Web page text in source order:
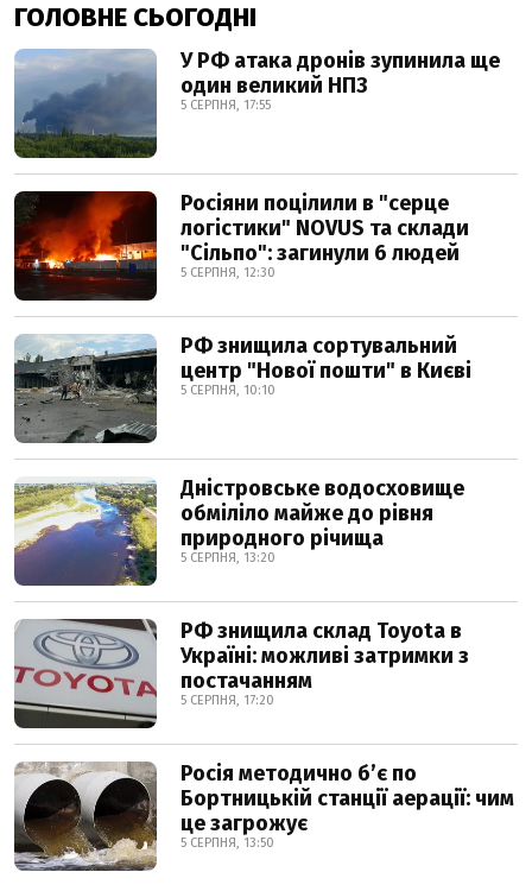
ГОЛОВНЕ СЬОГОДНІ
У РФ атака дронів зупинила ще
один великий НПЗ
5 СЕРПНЯ, 17:55
Росіяни поцілили в "серце
логістики" NOVUS та склади
"Сільпо": загинули 6 людей
5 СЕРПНЯ, 12:30
РФ знищила сортувальний
центр "Нової пошти" в Києві
5 СЕРПНЯ, 10:10
Дністровське водосховище
обміліло майже до рівня
природного річища
5 СЕРПНЯ, 13:20
РФ знищила склад Toyota в
Україні: можливі затримки з
постачанням
5 СЕРПНЯ, 17:20
Росія методично б’є по
Бортницькій станції аерації: чим
це загрожує
5 СЕРПНЯ, 13:50